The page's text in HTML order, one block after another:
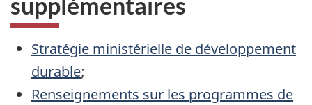
Stratégie ministérielle de développement
durable;
Renseignements sur les programmes de